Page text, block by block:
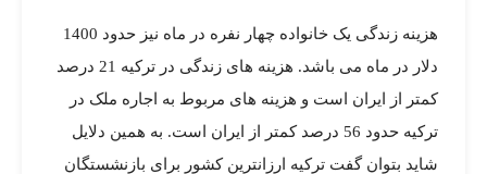
هزینه زندگی یک خانواده چهار نفره در ماه نیز حدود 1400
دلار در ماه می باشد. هزینه های زندگی در ترکیه 21 درصد
کمتر از ایران است و هزینه های مربوط به اجاره ملک در
ترکیه حدود 56 درصد کمتر از ایران است. به همین دلایل
شاید بتوان گفت ترکیه ارزانترین کشور برای بازنشستگان